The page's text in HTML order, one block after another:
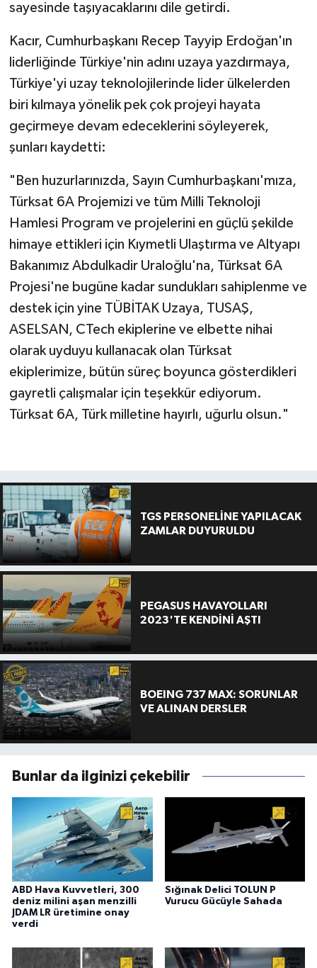
sayesinde taşıyacaklarını dile getirdi.
Kacır, Cumhurbaşkanı Recep Tayyip Erdoğan'ın
liderliğinde Türkiye'nin adını uzaya yazdırmaya,
Türkiye'yi uzay teknolojilerinde lider ülkelerden
biri kılmaya yönelik pek çok projeyi hayata
geçirmeye devam edeceklerini söyleyerek,
şunları kaydetti:
"Ben huzurlarınızda, Sayın Cumhurbaşkanı'mıza,
Türksat 6A Projemizi ve tüm Milli Teknoloji
Hamlesi Program ve projelerini en güçlü şekilde
himaye ettikleri için Kıymetli Ulaştırma ve Altyapı
Bakanımız Abdulkadir Uraloğlu'na, Türksat 6A
Projesi'ne bugüne kadar sundukları sahiplenme ve
destek için yine TÜBİTAK Uzaya, TUSAŞ,
ASELSAN, CTech ekiplerine ve elbette nihai
olarak uyduyu kullanacak olan Türksat
ekiplerimize, bütün süreç boyunca gösterdikleri
gayretli çalışmalar için teşekkür ediyorum.
Türksat 6A, Türk milletine hayırlı, uğurlu olsun."
TGS PERSONELİNE YAPILACAK
ZAMLAR DUYURULDU
PEGASUS HAVAYOLLARI
2023'TE KENDİNİ AŞTI
BOEING 737 MAX: SORUNLAR
VE ALINAN DERSLER
Bunlar da ilginizi çekebilir
ABD Hava Kuvvetleri, 300
deniz milini aşan menzilli
JDAM LR üretimine onay
verdi
Sığınak Delici TOLUN P
Vurucu Gücüyle Sahada